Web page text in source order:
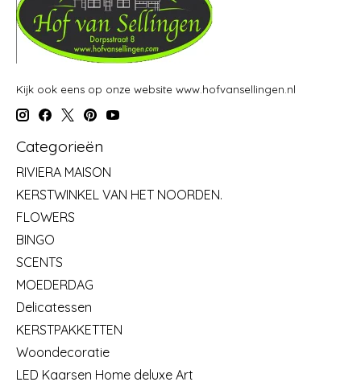
Kijk ook eens op onze website www.hofvansellingen.nl
Categorieën
RIVIERA MAISON
KERSTWINKEL VAN HET NOORDEN.
FLOWERS
BINGO
SCENTS
MOEDERDAG
Delicatessen
KERSTPAKKETTEN
Woondecoratie
LED Kaarsen Home deluxe Art